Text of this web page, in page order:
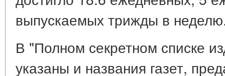
выпускаемых трижды в
В "Полном секретном списке
указаны и названия газет,